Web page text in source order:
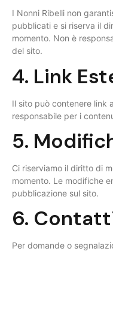
I Nonni Ribelli non
pubblicati e si riserva il
momento. Non è
del sito.
4. Link
Il sito può contenere link
responsabile per i
5.
Ci riserviamo il diritto di
momento. Le modifiche
pubblicazione sul sito.
6.
Per domande o